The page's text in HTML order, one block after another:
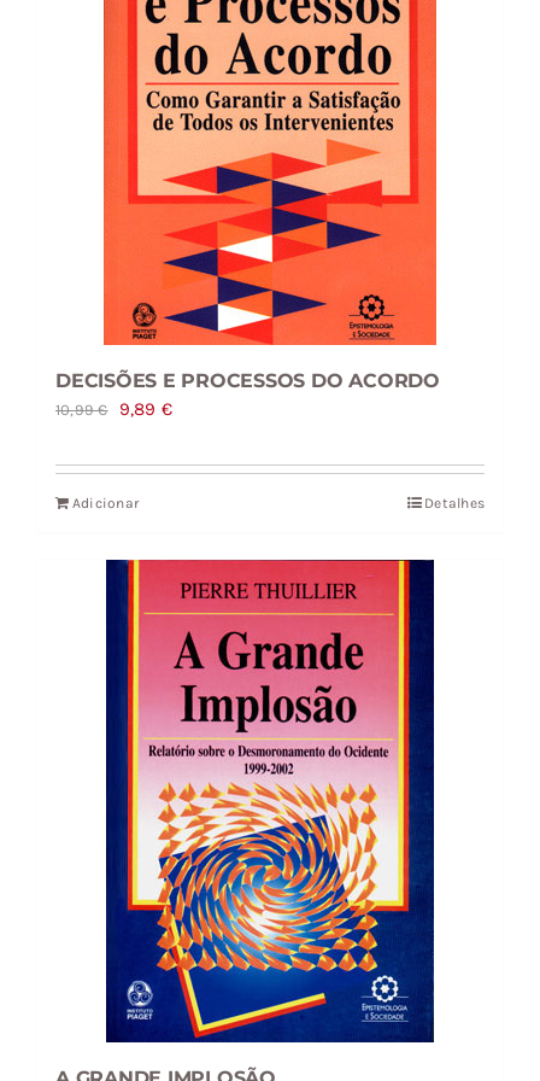
DECISÕES E PROCESSOS DO ACORDO
10,99€
O
original
era:
9,89 €O
atual
Adicionar Detalhes